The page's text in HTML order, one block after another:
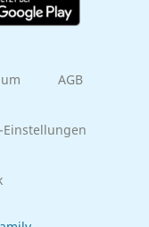
AGB
Einstellungen